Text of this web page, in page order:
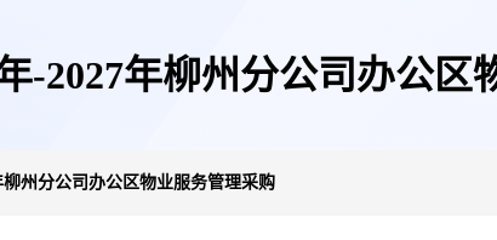
2027年柳州分公司办公区
州分公司办公区物业服务管理采购